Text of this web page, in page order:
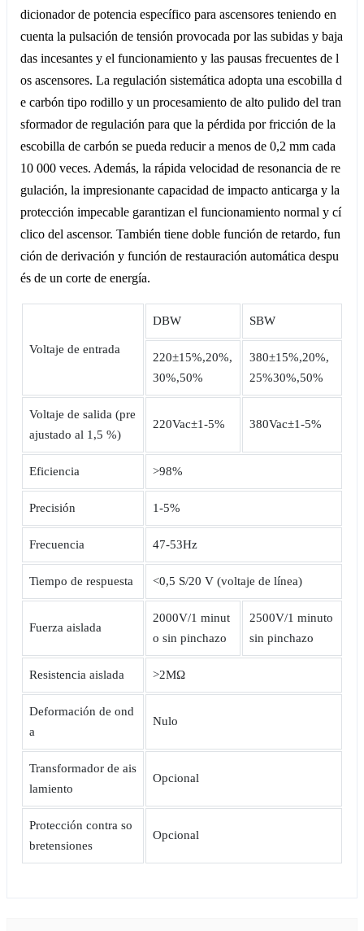
dicionador de potencia específico para ascensores teniendo en
cuenta la pulsación de tensión provocada por las subidas y baja
das incesantes y el funcionamiento y las pausas frecuentes de l
os ascensores. La regulación sistemática adopta una escobilla d
e carbón tipo rodillo y un procesamiento de alto pulido del tran
sformador de regulación para que la pérdida por fricción de la
escobilla de carbón se pueda reducir a menos de 0,2 mm cada
10 000 veces. Además, la rápida velocidad de resonancia de re
gulación, la impresionante capacidad de impacto anticarga y la
protección impecable garantizan el funcionamiento normal y cí
clico del ascensor. También tiene doble función de retardo, fun
ción de derivación y función de restauración automática despu
és de un corte de energía.
Voltaje de entrada
DBW SBW
220±15%,20%,
30%,50%
380±15%,20%,
25%30%,50%
Voltaje de salida (pre
ajustado al 1,5 %)
220Vac±1-5% 380Vac±1-5%
Eficiencia >98%
Precisión 1-5%
Frecuencia 47-53Hz
Tiempo de respuesta <0,5 S/20 V (voltaje de línea)
Fuerza aislada
2000V/1 minut
o sin pinchazo
2500V/1 minuto
sin pinchazo
Resistencia aislada >2MΩ
Deformación de ond
a
Nulo
Transformador de ais
lamiento
Opcional
Protección contra so
bretensiones
Opcional